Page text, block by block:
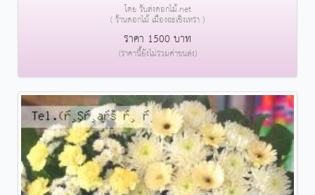
โดย รับส่งดอกไม้.net
( ร้านดอกไม้ เมืองฉะเชิงเทรา )
ราคา 1500 บาท
(ราคานี้ยังไม่รวมค่าขนส่ง)